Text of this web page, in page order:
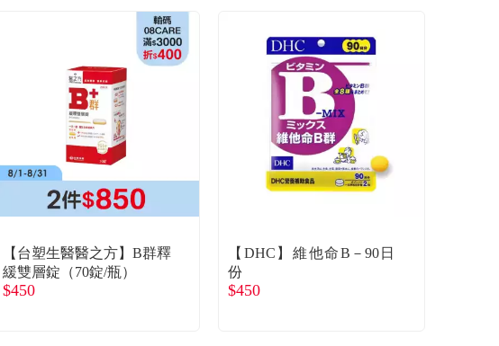
【台塑生醫醫之方】B群釋
緩雙層錠（70錠/瓶）
$450
【DHC】維他命B－90日
份
$450